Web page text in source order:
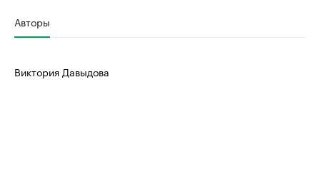
Авторы
Виктория Давыдова